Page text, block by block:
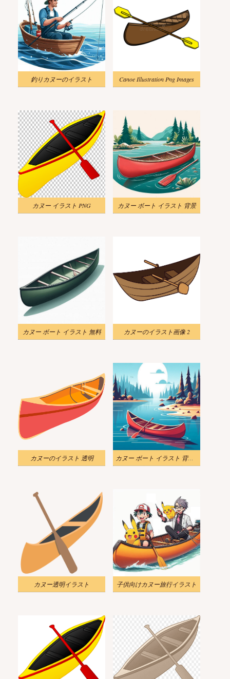
釣りカヌーのイラスト Canoe Illustration Png Images
カヌー イラスト PNG カヌー ボート イラスト 背景
カヌー ボート イラスト 無料 カヌーのイラスト画像 2
カヌーのイラスト 透明 カヌー ボート イラスト 背景 2
カヌー透明イラスト 子供向けカヌー旅行イラスト